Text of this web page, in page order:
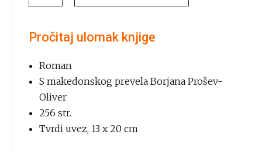
Pročitaj ulomak knjige
Roman
S makedonskog prevela Borjana Prošev-
Oliver
256 str.
Tvrdi uvez, 13 x 20 cm